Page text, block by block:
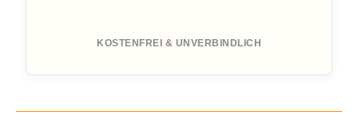
KOSTENFREI & UNVERBINDLICH